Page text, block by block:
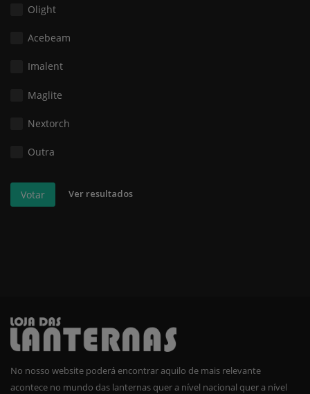
Olight
Acebeam
Imalent
Maglite
Nextorch
Outra
Votar Ver resultados
No nosso website poderá encontrar aquilo de mais relevante
acontece no mundo das lanternas quer a nível nacional quer a nível